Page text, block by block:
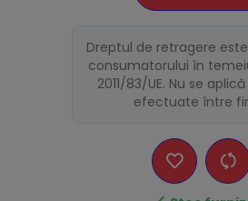
Dreptul de retragere
consumatorului în
2011/83/UE. Nu se
efectuate între